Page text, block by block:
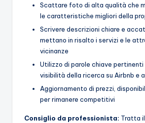
Scattare foto di alta qualità che
le caratteristiche migliori della
Scrivere descrizioni chiare e
mettano in risalto i servizi e le
vicinanze
Utilizzo di parole chiave pertinenti
visibilità della ricerca su Airbnb e
Aggiornamento di prezzi,
per rimanere competitivi
Consiglio da professionista: Tratta